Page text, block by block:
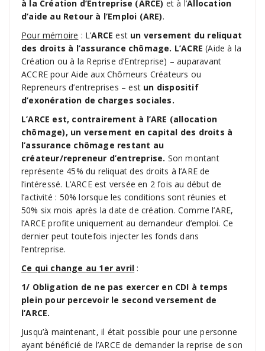
à la Création d’Entreprise (ARCE) et à l’Allocation
d’aide au Retour à l’Emploi (ARE).
Pour mémoire : L’ARCE est un versement du reliquat
des droits à l’assurance chômage. L’ACRE (Aide à la
Création ou à la Reprise d’Entreprise) – auparavant
ACCRE pour Aide aux Chômeurs Créateurs ou
Repreneurs d’entreprises – est un dispositif
d’exonération de charges sociales.
L’ARCE est, contrairement à l’ARE (allocation
chômage), un versement en capital des droits à
l’assurance chômage restant au
créateur/repreneur d’entreprise. Son montant
représente 45% du reliquat des droits à l’ARE de
l’intéressé. L’ARCE est versée en 2 fois au début de
l’activité : 50% lorsque les conditions sont réunies et
50% six mois après la date de création. Comme l’ARE,
l’ARCE profite uniquement au demandeur d’emploi. Ce
dernier peut toutefois injecter les fonds dans
l’entreprise.
Ce qui change au 1er avril :
1/ Obligation de ne pas exercer en CDI à temps
plein pour percevoir le second versement de
l’ARCE.
Jusqu’à maintenant, il était possible pour une personne
ayant bénéficié de l’ARCE de demander la reprise de son